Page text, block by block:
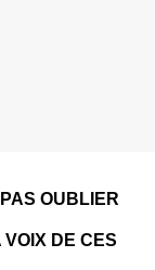
OUBLIER
VOIX DE CES